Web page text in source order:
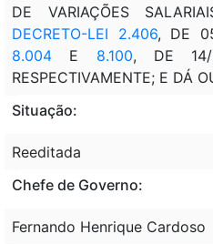
DE VARIAÇÕES
DECRETO-LEI 2.406, DE
8.004 E 8.100, DE 14/
RESPECTIVAMENTE; E DÁ
Situação:
Reeditada
Chefe de Governo:
Fernando Henrique Cardoso